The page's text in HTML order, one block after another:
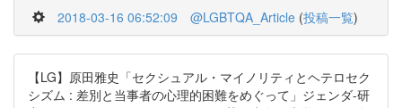
2018-03-16 06:52:09 @LGBTQA_Article (投稿一覧)
【LG】原田雅史「セクシュアル・マイノリティとヘテロセク
シズム : 差別と当事者の心理的困難をめぐって」ジェンダ-研